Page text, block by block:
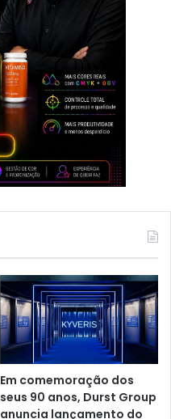
Em comemoração dos
seus 90 anos, Durst Group
anuncia lançamento do